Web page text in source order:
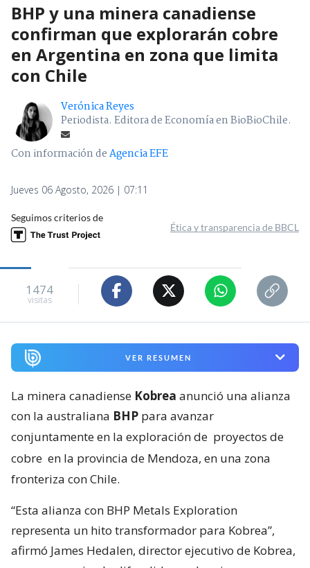
BHP y una minera canadiense
confirman que explorarán cobre
en Argentina en zona que limita
con Chile
Verónica Reyes
Periodista. Editora de Economía en BioBioChile.
Con información deAgencia EFE
Jueves 06 Agosto, 2026 | 07:11
Seguimos criterios de
Ética y transparencia de BBCL
1474
visitas
VER RESUMEN
La minera canadiense Kobrea anunció una alianza
con la australiana BHP para avanzar
conjuntamente en la exploración de proyectos de
cobre en la provincia de Mendoza, en una zona
fronteriza con Chile.
“Esta alianza con BHP Metals Exploration
representa un hito transformador para Kobrea”,
afirmó James Hedalen, director ejecutivo de Kobrea,